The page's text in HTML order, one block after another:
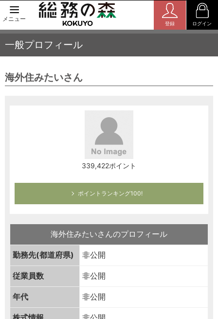
メニュー
登録 ログイン
一般プロフィール
海外住みたいさん
339,422ポイント
ポイントランキング100!
海外住みたいさんのプロフィール
勤務先(都道府県) 非公開
従業員数 非公開
年代 非公開